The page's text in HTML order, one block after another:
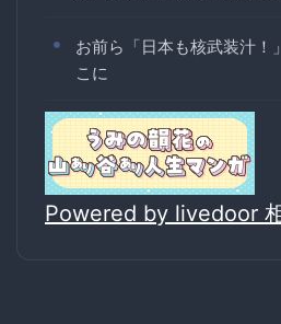
お前ら「日本も核武装汁
こに
Powered by livedoor